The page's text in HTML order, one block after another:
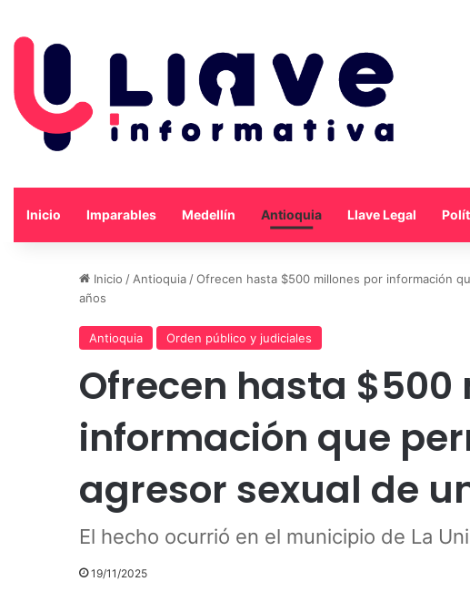
Inicio Imparables Medellín Antioquia Llave Legal
Inicio / Antioquia /Ofrecen hasta $500 millones por información
años
Antioquia Orden público y judiciales
Ofrecen hasta $500
información que
agresor sexual de
El hecho ocurrió en el municipio de La
19/11/2025